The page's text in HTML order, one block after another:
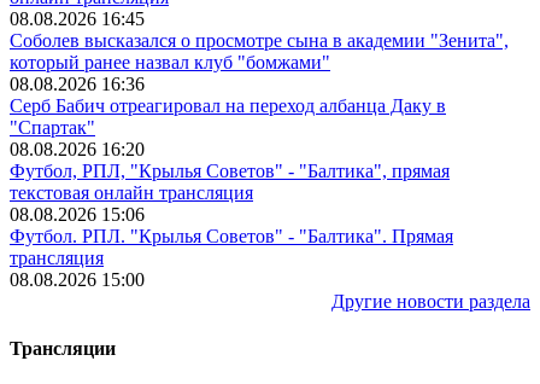
08.08.2026 16:45
Соболев высказался о просмотре сына в академии "Зенита",
который ранее назвал клуб "бомжами"
08.08.2026 16:36
Серб Бабич отреагировал на переход албанца Даку в
"Спартак"
08.08.2026 16:20
Футбол, РПЛ, "Крылья Советов" - "Балтика", прямая
текстовая онлайн трансляция
08.08.2026 15:06
Футбол. РПЛ. "Крылья Советов" - "Балтика". Прямая
трансляция
08.08.2026 15:00
Другие новости раздела
Трансляции